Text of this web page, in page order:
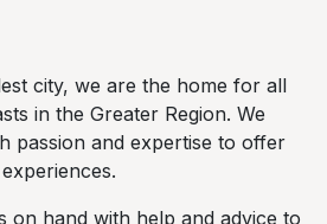
city, we are the home for all
in the Greater Region. We
passion and expertise to offer
on hand with help and advice to